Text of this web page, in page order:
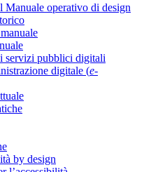
Manuale operativo di design
servizi pubblici digitali
digitale (e-
by design